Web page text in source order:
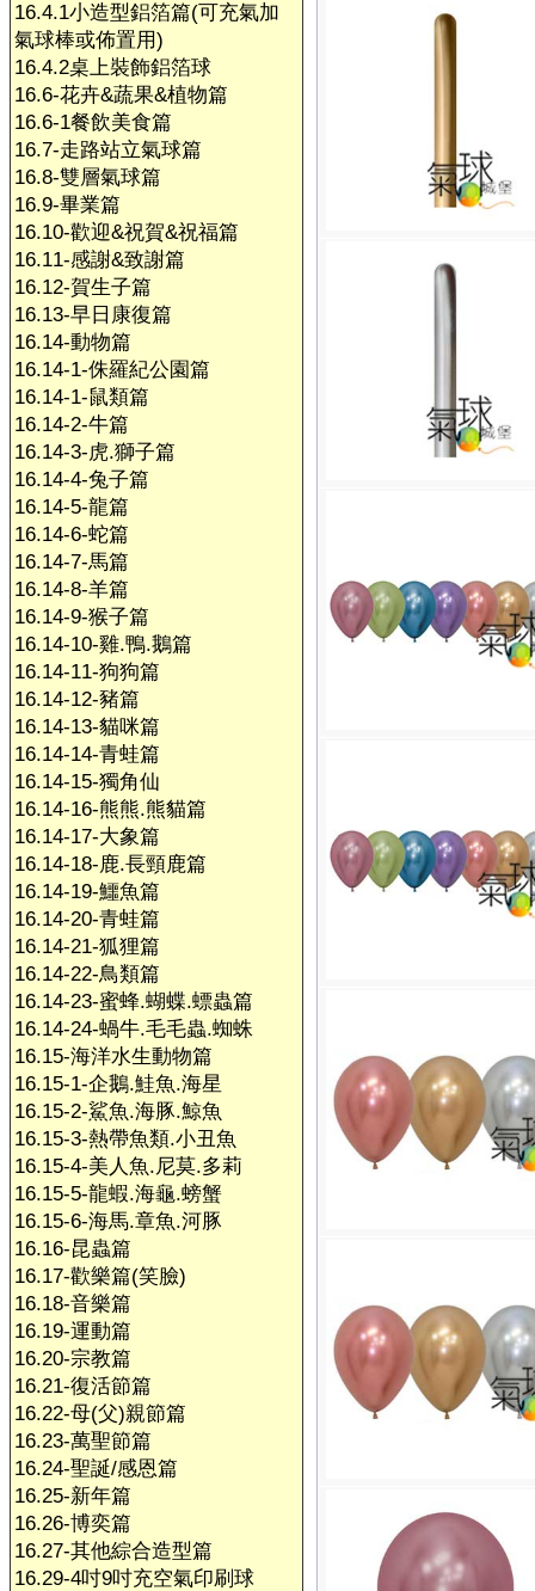
16.4.1小造型鋁箔篇(可充氣加
氣球棒或佈置用)
16.4.2桌上裝飾鋁箔球
16.6-花卉&蔬果&植物篇
16.6-1餐飲美食篇
16.7-走路站立氣球篇
16.8-雙層氣球篇
16.9-畢業篇
16.10-歡迎&祝賀&祝福篇
16.11-感謝&致謝篇
16.12-賀生子篇
16.13-早日康復篇
16.14-動物篇
16.14-1-侏羅紀公園篇
16.14-1-鼠類篇
16.14-2-牛篇
16.14-3-虎.獅子篇
16.14-4-兔子篇
16.14-5-龍篇
16.14-6-蛇篇
16.14-7-馬篇
16.14-8-羊篇
16.14-9-猴子篇
16.14-10-雞.鴨.鵝篇
16.14-11-狗狗篇
16.14-12-豬篇
16.14-13-貓咪篇
16.14-14-青蛙篇
16.14-15-獨角仙
16.14-16-熊熊.熊貓篇
16.14-17-大象篇
16.14-18-鹿.長頸鹿篇
16.14-19-鱷魚篇
16.14-20-青蛙篇
16.14-21-狐狸篇
16.14-22-鳥類篇
16.14-23-蜜蜂.蝴蝶.螵蟲篇
16.14-24-蝸牛.毛毛蟲.蜘蛛
16.15-海洋水生動物篇
16.15-1-企鵝.鮭魚.海星
16.15-2-鯊魚.海豚.鯨魚
16.15-3-熱帶魚類.小丑魚
16.15-4-美人魚.尼莫.多莉
16.15-5-龍蝦.海龜.螃蟹
16.15-6-海馬.章魚.河豚
16.16-昆蟲篇
16.17-歡樂篇(笑臉)
16.18-音樂篇
16.19-運動篇
16.20-宗教篇
16.21-復活節篇
16.22-母(父)親節篇
16.23-萬聖節篇
16.24-聖誕/感恩篇
16.25-新年篇
16.26-博奕篇
16.27-其他綜合造型篇
16.29-4吋9吋充空氣印刷球